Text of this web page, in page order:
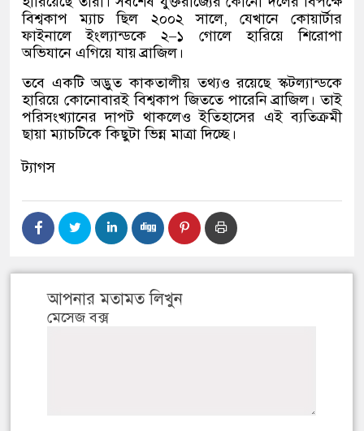
বিশ্বকাপ ম্যাচ ছিল ২০০২ সালে, যেখানে কোয়ার্টার
ফাইনালে ইংল্যান্ডকে ২–১ গোলে হারিয়ে শিরোপা
অভিযানে এগিয়ে যায় ব্রাজিল।
তবে একটি অদ্ভুত কাকতালীয় তথ্যও রয়েছে স্কটল্যান্ডকে
হারিয়ে কোনোবারই বিশ্বকাপ জিততে পারেনি ব্রাজিল। তাই
পরিসংখ্যানের দাপট থাকলেও ইতিহাসের এই ব্যতিক্রমী
ছায়া ম্যাচটিকে কিছুটা ভিন্ন মাত্রা দিচ্ছে।
ট্যাগস
আপনার মতামত লিখুন
মেসেজ বক্স